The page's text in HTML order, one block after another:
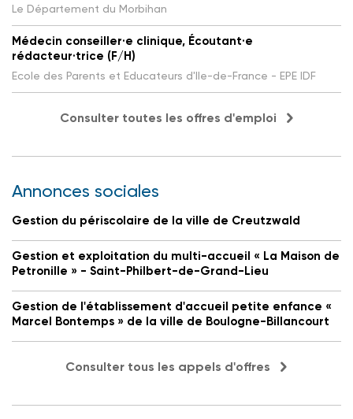
Le Département du Morbihan
Médecin conseiller·e clinique, Écoutant·e
rédacteur·trice (F/H)
Ecole des Parents et Educateurs d'Ile-de-France - EPE IDF
Consulter toutes les offres d'emploi
Annonces sociales
Gestion du périscolaire de la ville de Creutzwald
Gestion et exploitation du multi-accueil « La Maison de
Petronille » - Saint-Philbert-de-Grand-Lieu
Gestion de l'établissement d'accueil petite enfance «
Marcel Bontemps » de la ville de Boulogne-Billancourt
Consulter tous les appels d'offres